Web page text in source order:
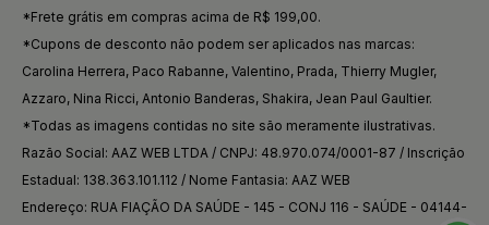
*Frete grátis em compras acima de R$ 199,00.
*Cupons de desconto não podem ser aplicados nas marcas:
Carolina Herrera, Paco Rabanne, Valentino, Prada, Thierry Mugler,
Azzaro, Nina Ricci, Antonio Banderas, Shakira, Jean Paul Gaultier.
*Todas as imagens contidas no site são meramente ilustrativas.
Razão Social: AAZ WEB LTDA / CNPJ: 48.970.074/0001-87 / Inscrição
Estadual: 138.363.101.112 / Nome Fantasia: AAZ WEB
Endereço: RUA FIAÇÃO DA SAÚDE - 145 - CONJ 116 - SAÚDE - 04144-